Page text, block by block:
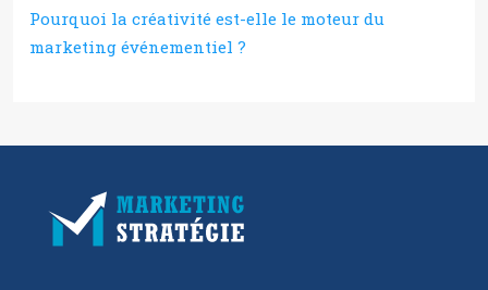
Pourquoi la créativité est-elle le moteur du
marketing événementiel ?